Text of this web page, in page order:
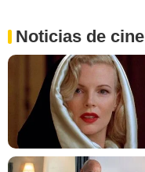
Noticias de cine